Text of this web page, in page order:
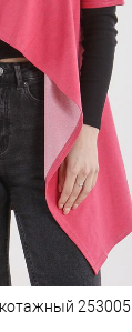
253005